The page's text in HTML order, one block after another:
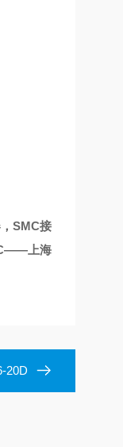
SMC接
上海
20D